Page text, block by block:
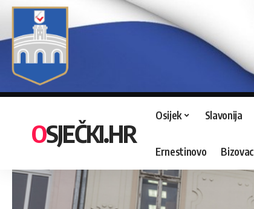
OSJEČKI.HR
Osijek Slavonija
Ernestinovo Bizovac